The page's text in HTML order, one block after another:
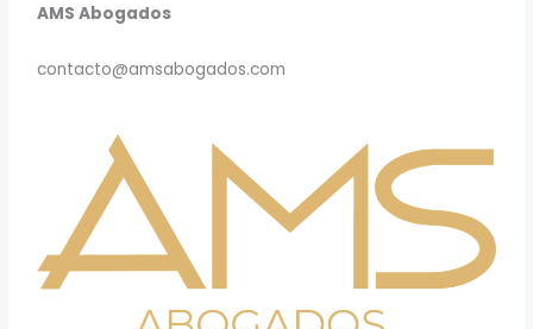
AMS Abogados
contacto@amsabogados.com